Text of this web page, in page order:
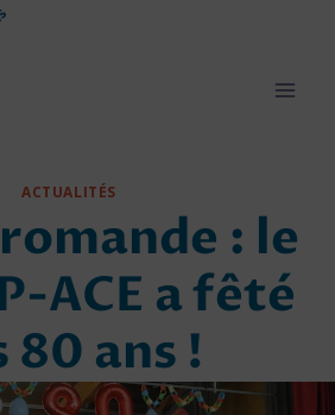
ACTUALITÉS
: le
ACE a fêté
80 ans !